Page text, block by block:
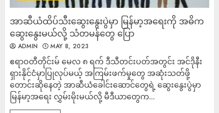
အာဆီယံထိပ်သီးဆွေးနွေးပွဲမှာ မြန်မာ့အရေးကို အဓိက
ဆွေးနွေးမယ်လို့ သံတမန်တွေ ပြော
ADMIN MAY 8, 2023
ဧရာဝတီတိုင်းမ် မေလ ၈ ရက် ဒီသီတင်းပတ်အတွင်း အင်ဒိုနီး
ရှားနိုင်ငံမှာပြုလုပ်မယ့် အကြမ်းဖက်မှုတွေ အဆုံးသတ်ဖို့
တောင်းဆိုနေတဲ့ အာဆီယံခေါင်းဆောင်တွေရဲ့ ဆွေးနွေးပွဲမှာ
မြန်မာ့အရေး လွှမ်းမိုးမယ်လို့ မီဒီယာတွေက...